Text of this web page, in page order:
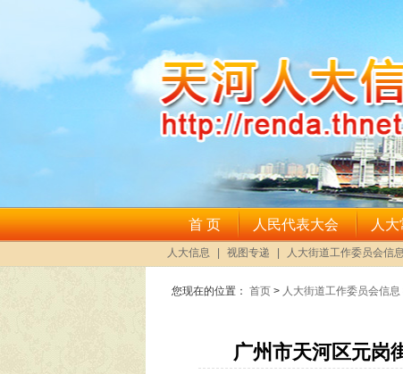
您现在的位置： 首页 > 人大街道工作委员会信息
广州市天河区元岗